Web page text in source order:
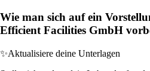
Wie man sich auf ein
Efficient Facilities GmbH
✨Aktualisiere deine Unterlagen